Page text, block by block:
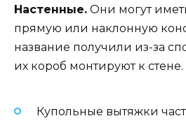
Настенные. Они могут
прямую или наклонную
название получили из-за
их короб монтируют к стене.
Купольные вытяжки